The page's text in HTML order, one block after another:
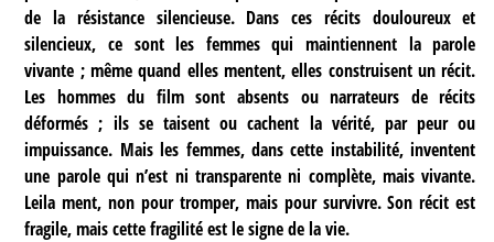
de la résistance silencieuse. Dans ces récits douloureux et
silencieux, ce sont les femmes qui maintiennent la parole
vivante ; même quand elles mentent, elles construisent un récit.
Les hommes du film sont absents ou narrateurs de récits
déformés ; ils se taisent ou cachent la vérité, par peur ou
impuissance. Mais les femmes, dans cette instabilité, inventent
une parole qui n’est ni transparente ni complète, mais vivante.
Leila ment, non pour tromper, mais pour survivre. Son récit est
fragile, mais cette fragilité est le signe de la vie.